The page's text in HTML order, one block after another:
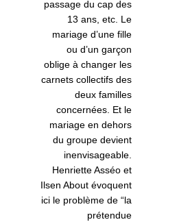
passage du cap des
13 ans, etc. Le
mariage d’une fille
ou d’un garçon
oblige à changer les
carnets collectifs des
deux familles
concernées. Et le
mariage en dehors
du groupe devient
inenvisageable.
Henriette Asséo et
Ilsen About évoquent
ici le problème de “la
prétendue